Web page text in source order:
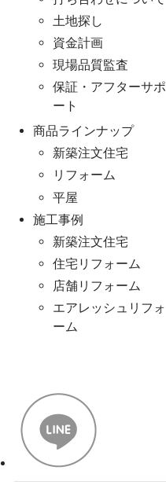
土地探し
資金計画
現場品質監査
保証・アフターサポ
ート
商品ラインナップ
新築注文住宅
リフォーム
平屋
施工事例
新築注文住宅
住宅リフォーム
店舗リフォーム
エアレッシュリフォ
ーム